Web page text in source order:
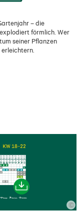
– die
förmlich. Wer
seiner Pflanzen
©